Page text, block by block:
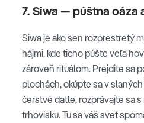
7. Siwa — púštna oáza
Siwa je ako sen rozprestretý
hájmi, kde ticho púšte veľa
zároveň rituálom. Prejdite sa
plochách, okúpte sa v
čerstvé datle, rozprávajte sa
trhovisku. Tu sa váš svet